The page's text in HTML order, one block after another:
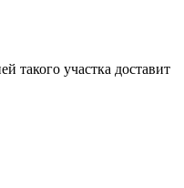
такого участка доставит